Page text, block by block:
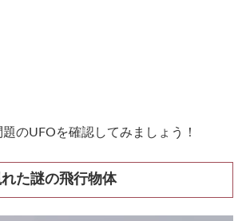
のUFOを確認してみましょう！
た謎の飛行物体